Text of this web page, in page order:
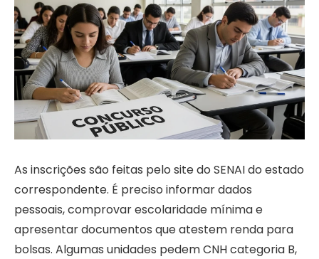
As inscrições são feitas pelo site do SENAI do estado
correspondente. É preciso informar dados
pessoais, comprovar escolaridade mínima e
apresentar documentos que atestem renda para
bolsas. Algumas unidades pedem CNH categoria B,